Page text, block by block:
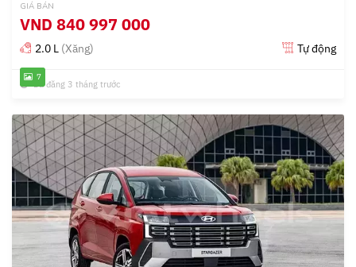
7
GIÁ BÁN
VND 840 997 000
2.0 L (Xăng) Tự động
Đã đăng 3 tháng trước